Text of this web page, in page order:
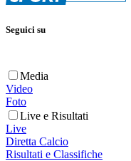
Seguici su
Media
Video
Foto
Live e Risultati
Live
Diretta Calcio
Risultati e Classifiche